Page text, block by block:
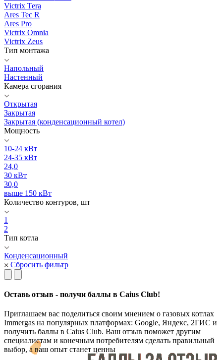
Victrix Tera
Ares Tec R
Ares Pro
Victrix Omnia
Victrix Zeus
Тип монтажа
Напольный
Настенный
Камера сгорания
Открытая
Закрытая
Закрытая (конденсационный котел)
Мощность
10-24 кВт
24-35 кВт
24,0
30 кВт
30,0
выше 150 кВт
Количество контуров, шт
1
2
Тип котла
Конденсационный
Сбросить фильтр
Оставь отзыв - получи баллы в Caius Club!
Приглашаем вас поделиться своим мнением о газовых котлах
Immergas на популярных платформах: Google, Яндекс, 2ГИС и
получить баллы в Caius Club. Ваш отзыв поможет другим
специалистам и конечным потребителям сделать правильный
выбор, а ваш опыт станет ценны